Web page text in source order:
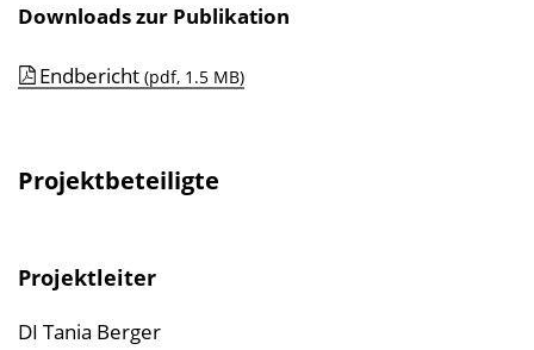
Downloads zur Publikation
Endbericht (pdf, 1.5 MB)
Projektbeteiligte
Projektleiter
DI Tania Berger